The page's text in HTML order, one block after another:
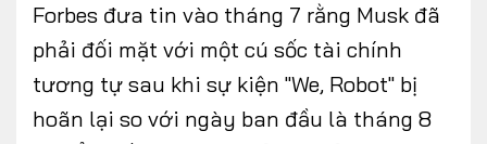
Forbes đưa tin vào tháng 7 rằng Musk đã
phải đối mặt với một cú sốc tài chính
tương tự sau khi sự kiện "We, Robot" bị
hoãn lại so với ngày ban đầu là tháng 8